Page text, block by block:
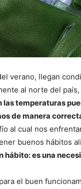
verano, llegan
al norte del
las temperaturas
de manera
al cual nos
buenos hábitos
hábito: es una
el buen